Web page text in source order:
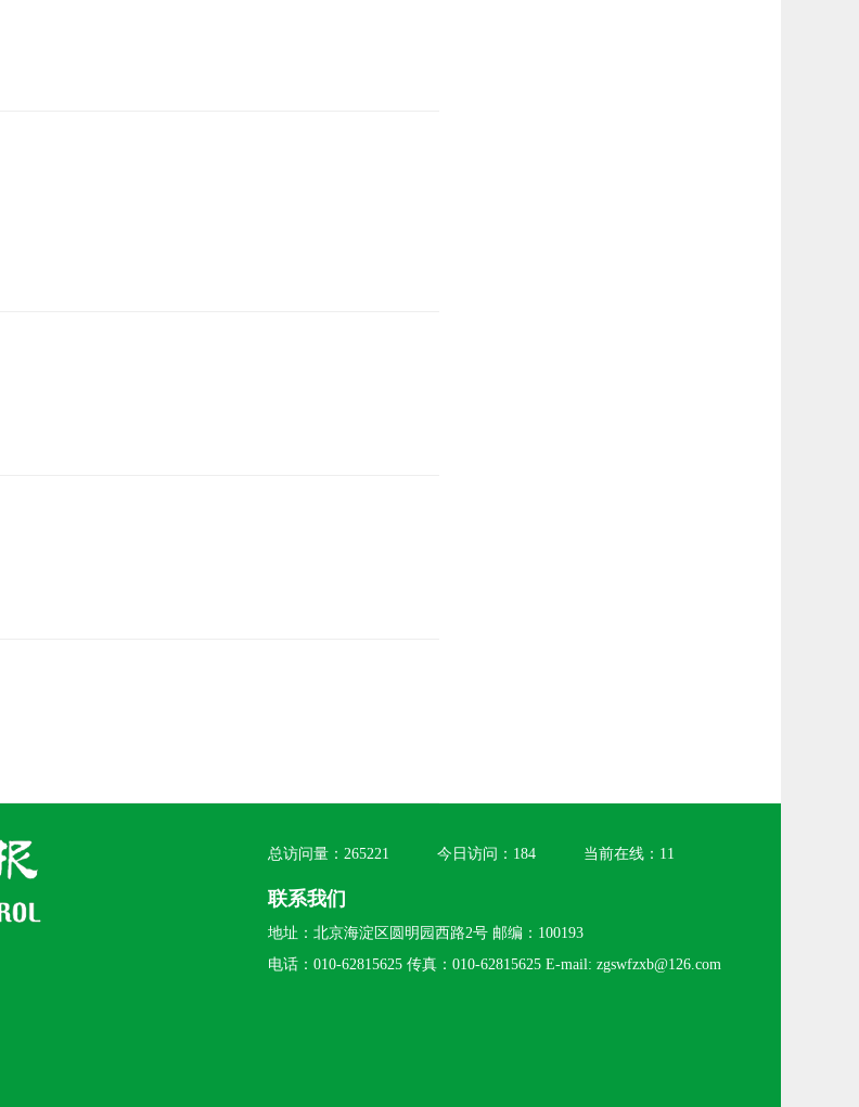
总访问量： 265221 今日访问： 184 当前在线： 11
联系我们
地址：北京海淀区圆明园西路2号 邮编：100193
电话：010-62815625 传真：010-62815625 E-mail: zgswfzxb@126.com